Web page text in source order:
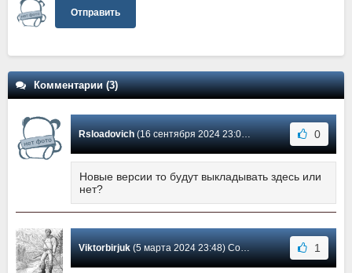
Отправить
Комментарии (3)
Rsloadovich(16 сентября 2024 23:04) Сообщение #3 0
Новые версии то будут выкладывать здесь или
нет?
Viktorbirjuk(5 марта 2024 23:48) Сообщение #2 1